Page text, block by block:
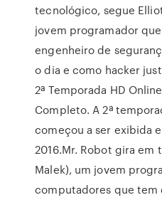
tecnológico, segue
jovem programador
engenheiro de
o dia e como hacker
2ª Temporada HD
Completo. A 2ª
começou a ser exibida
2016.Mr. Robot gira em
Malek), um jovem
computadores que tem